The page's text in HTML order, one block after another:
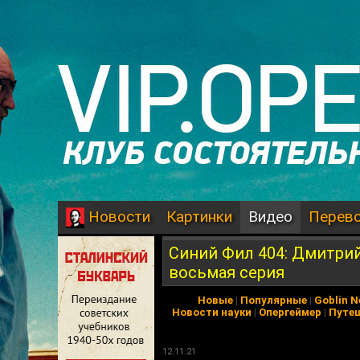
Новости Картинки Видео
Синий Фил 404: Дмитрий
восьмая серия
Новые | Популярные | Goblin
Новости науки | Опергеймер |
12.11.21